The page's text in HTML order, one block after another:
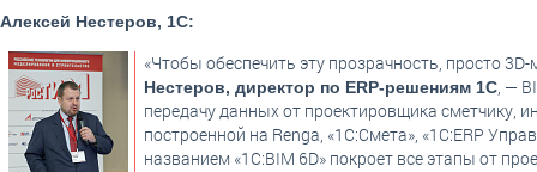
Алексей Нестеров, 1С:
«Чтобы обеспечить эту прозрачность, просто
Нестеров, директор по ERP-решениям 1С, —
передачу данных от проектировщика сметчику,
построенной на Renga, «1С:Смета», «1С:ERP
названием «1С:BIM 6D» покроет все этапы от